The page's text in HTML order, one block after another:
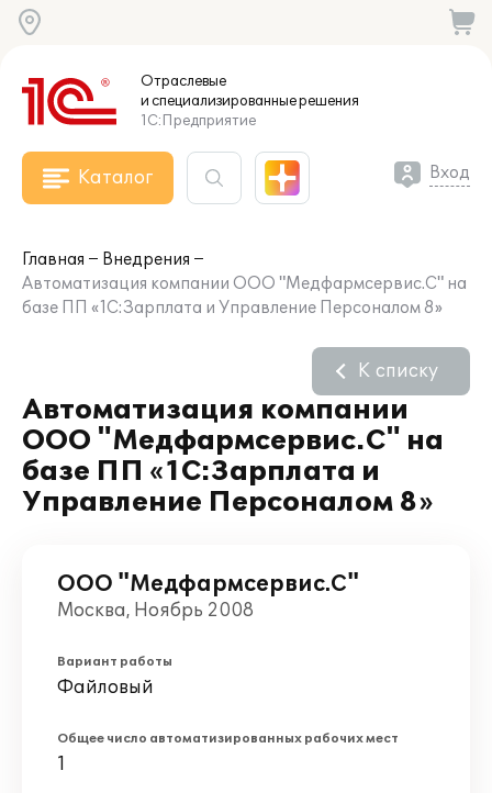
Отраслевые
и специализированныерешения
1С:Предприятие
Каталог Вход
Главная
Внедрения
Автоматизация компании ООО "Медфармсервис.С" на
базе ПП «1С:Зарплата и Управление Персоналом 8»
Автоматизация компании
ООО "Медфармсервис.С" на
базе ПП «1С:Зарплата и
Управление Персоналом 8»
К списку
ООО "Медфармсервис.С"
Москва, Ноябрь 2008
Вариант работы
Файловый
Общее число автоматизированных рабочих мест
1